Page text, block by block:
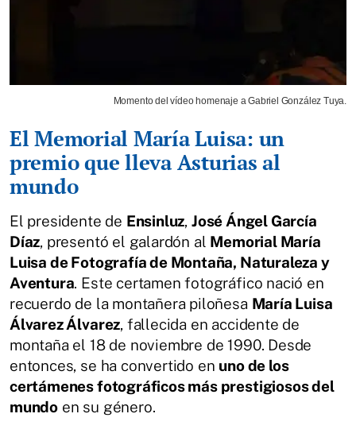
Momento del vídeo homenaje a Gabriel González Tuya.
El Memorial María Luisa: un
premio que lleva Asturias al
mundo
El presidente de Ensinluz, José Ángel García
Díaz, presentó el galardón al Memorial María
Luisa de Fotografía de Montaña, Naturaleza y
Aventura. Este certamen fotográfico nació en
recuerdo de la montañera piloñesa María Luisa
Álvarez Álvarez, fallecida en accidente de
montaña el 18 de noviembre de 1990. Desde
entonces, se ha convertido en uno de los
certámenes fotográficos más prestigiosos del
mundo en su género.